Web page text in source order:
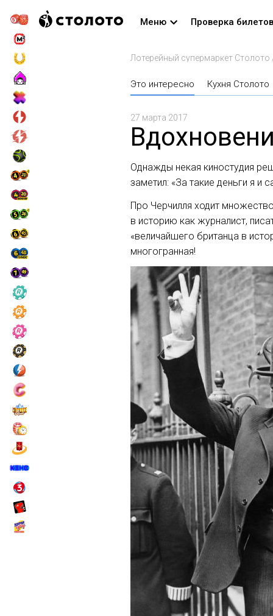
Меню Проверка билетов
Лотерейный супермаркет Столото
Это интересно Кухня Столото
27 марта 2017
Однажды некая киностудия
заметил: «За такие деньги я и
Про Черчилля ходит
в историю как журналист,
«величайшего британца в
многогранная!